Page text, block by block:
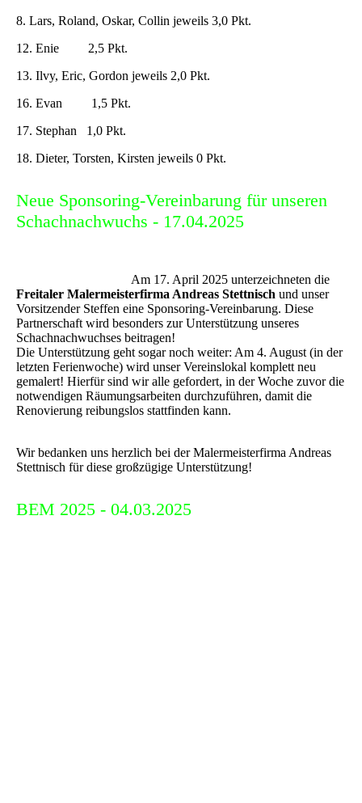
8. Lars, Roland, Oskar, Collin jeweils 3,0 Pkt.
12. Enie 2,5 Pkt.
13. Ilvy, Eric, Gordon jeweils 2,0 Pkt.
16. Evan 1,5 Pkt.
17. Stephan 1,0 Pkt.
18. Dieter, Torsten, Kirsten jeweils 0 Pkt.
Neue Sponsoring-Vereinbarung für unseren
Schachnachwuchs - 17.04.2025
Am 17. April 2025 unterzeichneten die
Freitaler Malermeisterfirma Andreas Stettnisch und unser
Vorsitzender Steffen eine Sponsoring-Vereinbarung. Diese
Partnerschaft wird besonders zur Unterstützung unseres
Schachnachwuchses beitragen!
Die Unterstützung geht sogar noch weiter: Am 4. August (in der
letzten Ferienwoche) wird unser Vereinslokal komplett neu
gemalert! Hierfür sind wir alle gefordert, in der Woche zuvor die
notwendigen Räumungsarbeiten durchzuführen, damit die
Renovierung reibungslos stattfinden kann.
Wir bedanken uns herzlich bei der Malermeisterfirma Andreas
Stettnisch für diese großzügige Unterstützung!
BEM 2025 - 04.03.2025